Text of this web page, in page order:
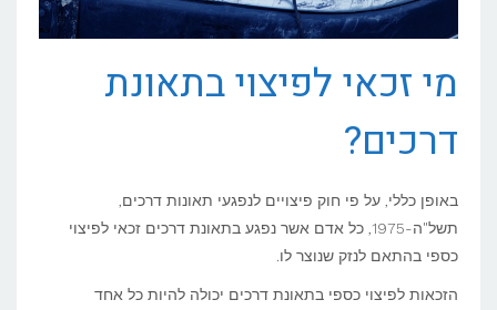
מי זכאי לפיצוי בתאונת
דרכים?
באופן כללי, על פי חוק פיצויים לנפגעי תאונות דרכים,
תשל"ה-1975, כל אדם אשר נפגע בתאונת דרכים זכאי לפיצוי
כספי בהתאם לנזק שנוצר לו.
הזכאות לפיצוי כספי בתאונת דרכים יכולה להיות כל אחד